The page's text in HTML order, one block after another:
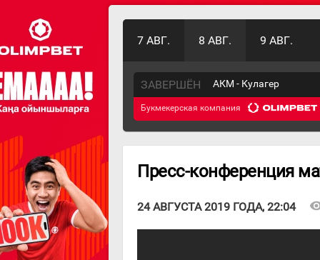
7 АВГ. 8 АВГ. 9 АВГ.
ЗАВЕРШЁН АКМ - Кулагер
Букмекерская компания
Пресс-конференция
24 АВГУСТА 2019 ГОДА, 22:04